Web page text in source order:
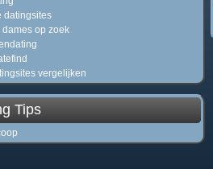
datingsites
dames op zoek
vergelijken
Tips